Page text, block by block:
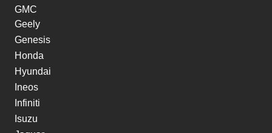
GMC
Geely
Genesis
Honda
Hyundai
Ineos
Infiniti
Isuzu